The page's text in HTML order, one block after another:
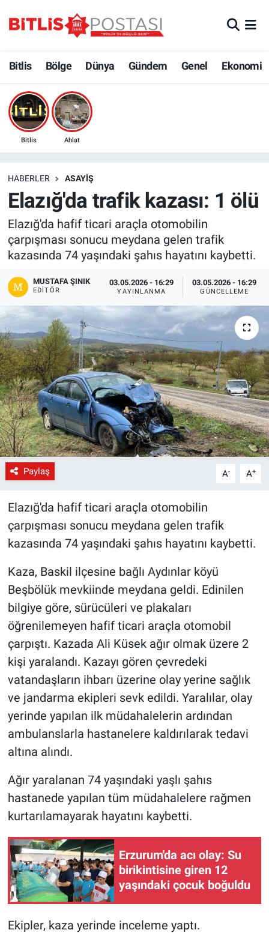
Bitlis Bölge Dünya Gündem Genel Ekonomi
Bitlis Ahlat
HABERLER ASAYIŞ
Elazığ'da trafik kazası: 1 ölü
Elazığ'da hafif ticari araçla otomobilin
çarpışması sonucu meydana gelen trafik
kazasında 74 yaşındaki şahıs hayatını kaybetti.
MUSTAFA ŞINIK
EDITÖR
03.05.2026 - 16:29
YAYINLANMA
03.05.2026 - 16:29
GÜNCELLEME
Paylaş A- A+
Elazığ'da hafif ticari araçla otomobilin
çarpışması sonucu meydana gelen trafik
kazasında 74 yaşındaki şahıs hayatını kaybetti.
Kaza, Baskil ilçesine bağlı Aydınlar köyü
Beşbölük mevkiinde meydana geldi. Edinilen
bilgiye göre, sürücüleri ve plakaları
öğrenilemeyen hafif ticari araçla otomobil
çarpıştı. Kazada Ali Küsek ağır olmak üzere 2
kişi yaralandı. Kazayı gören çevredeki
vatandaşların ihbarı üzerine olay yerine sağlık
ve jandarma ekipleri sevk edildi. Yaralılar, olay
yerinde yapılan ilk müdahalelerin ardından
ambulanslarla hastanelere kaldırılarak tedavi
altına alındı.
Ağır yaralanan 74 yaşındaki yaşlı şahıs
hastanede yapılan tüm müdahalelere rağmen
kurtarılamayarak hayatını kaybetti.
Erzurum'da acı olay: Su
birikintisine giren 12
yaşındaki çocuk boğuldu
Ekipler, kaza yerinde inceleme yaptı.
Bölge
Çevre
Eğitim
Ekonomi
Genel
Gündem
Kültür-Sanat
Magazin
Politika
Resmi İlanlar
Sağlık
Siyaset
Spor
Yerel
Bitlis Trafik Yoğunluk Haritası
Süper Lig Puan Durumu ve Fikstür
Son Dakika Haberleri
Haber Arşivi